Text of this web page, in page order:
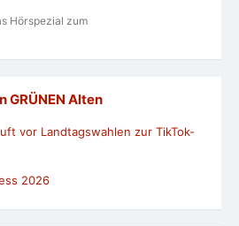
Hörspezial zum
GRÜNEN Alten
vor Landtagswahlen zur TikTok-
2026